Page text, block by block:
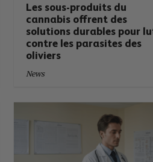
Les sous-produits du
cannabis offrent des
solutions durables pour
contre les parasites des
oliviers
News